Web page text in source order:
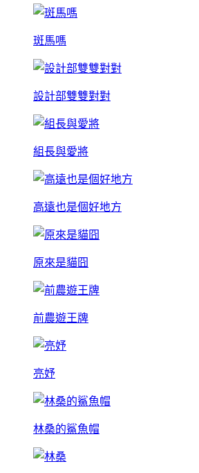
斑馬嗎
設計部雙雙對對
組長與愛將
高遠也是個好地方
原來是貓囧
前農遊王牌
亮妤
林桑的鯊魚帽